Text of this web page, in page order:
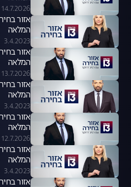
14.7.2026
המלאה
3.4.2023
המלאה
13.7.2026
המלאה
3.4.2023
המלאה
12.7.2026
המלאה
3.4.2023